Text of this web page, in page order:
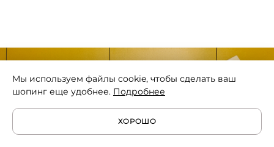
Мы используем файлы cookie, чтобы сделать ваш
шопинг еще удобнее. Подробнее
ХОРОШО